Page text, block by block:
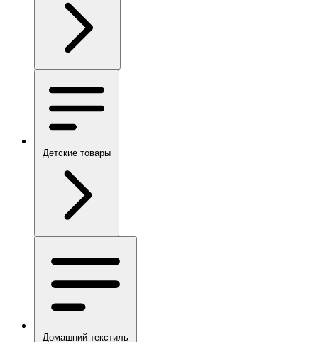
Детские товары
Домашний текстиль